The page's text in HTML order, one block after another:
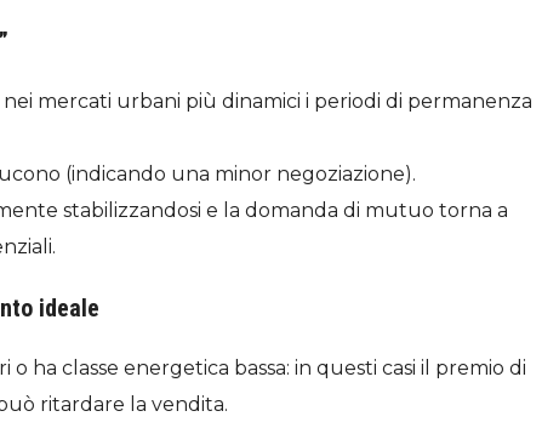
mercati urbani più dinamici i periodi di permanenza
(indicando una minor negoziazione).
stabilizzandosi e la domanda di mutuo torna a
ideale
ha classe energetica bassa: in questi casi il premio di
ritardare la vendita.